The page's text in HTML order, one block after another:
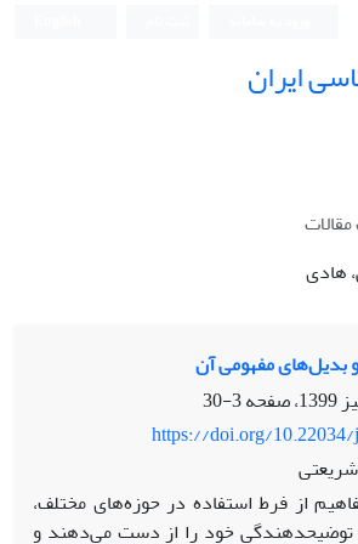
ایران
هادی
و بدیل‌های مفهومی آن
3-30
https://doi.org/
از فرط استفاده در حوزه‌های مختلف،
خود را از دست می‌دهند و